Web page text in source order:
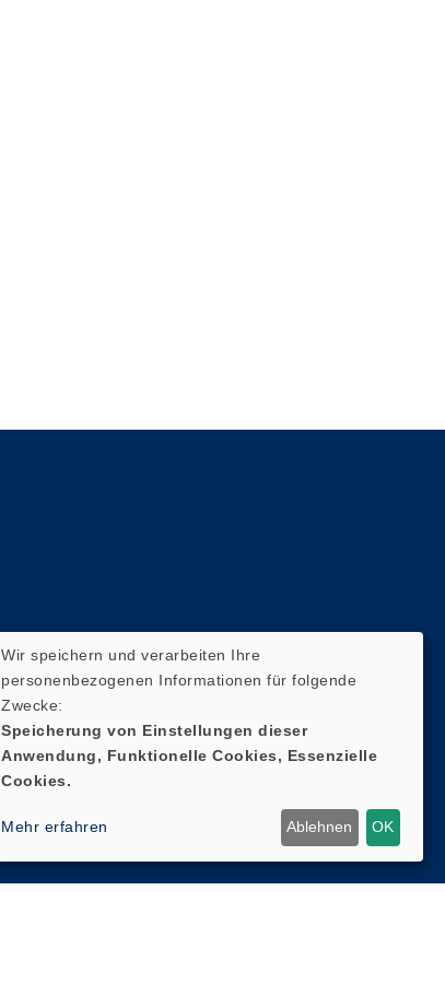
Wir speichern und verarbeiten Ihre
personenbezogenen Informationen für folgende
Zwecke:
Speicherung von Einstellungen dieser
Anwendung, Funktionelle Cookies, Essenzielle
Cookies.
Mehr erfahren Ablehnen OK